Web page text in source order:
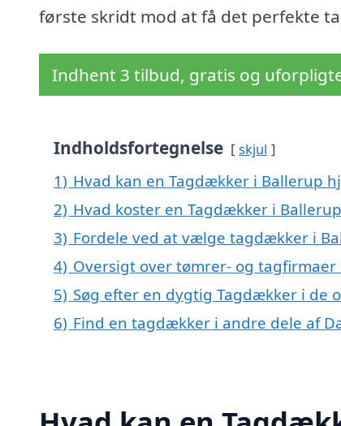
første skridt mod at få det perfekte
Indhent 3 tilbud, gratis og
Indholdsfortegnelse skjul
1) Hvad kan en Tagdækker i Ballerup
2) Hvad koster en Tagdækker i
3) Fordele ved at vælge tagdækker i
4) Oversigt over tømrer- og
5) Søg efter en dygtig Tagdækker i de
6) Find en tagdækker i andre dele af